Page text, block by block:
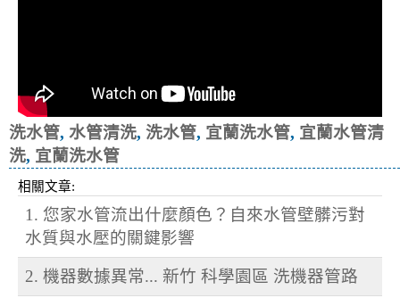
洗水管, 水管清洗, 洗水管, 宜蘭洗水管, 宜蘭水管清
洗, 宜蘭洗水管
相關文章:
1. 您家水管流出什麼顏色？自來水管壁髒污對
水質與水壓的關鍵影響
2. 機器數據異常... 新竹 科學園區 洗機器管路